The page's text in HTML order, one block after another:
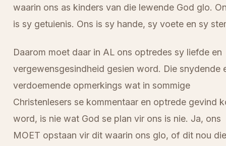
waarin ons as kinders van die lewende God glo.
is sy getuienis. Ons is sy hande, sy voete en sy
Daarom moet daar in AL ons optredes sy liefde en
vergewensgesindheid gesien word. Die snydende
verdoemende opmerkings wat in sommige
Christenlesers se kommentaar en optrede gevind
word, is nie wat God se plan vir ons is nie. Ja, ons
MOET opstaan vir dit waarin ons glo, of dit nou die